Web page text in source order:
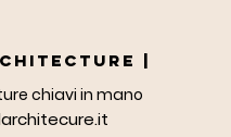
|
chiavi in mano